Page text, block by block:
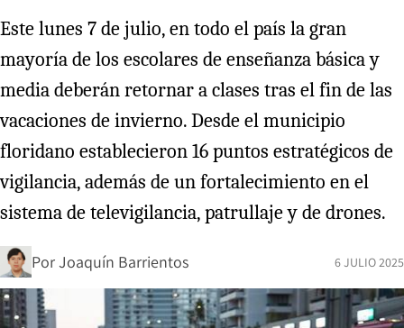
Este lunes 7 de julio, en todo el país la gran
mayoría de los escolares de enseñanza básica y
media deberán retornar a clases tras el fin de las
vacaciones de invierno. Desde el municipio
floridano establecieron 16 puntos estratégicos de
vigilancia, además de un fortalecimiento en el
sistema de televigilancia, patrullaje y de drones.
PorJoaquín Barrientos 6 JULIO 2025